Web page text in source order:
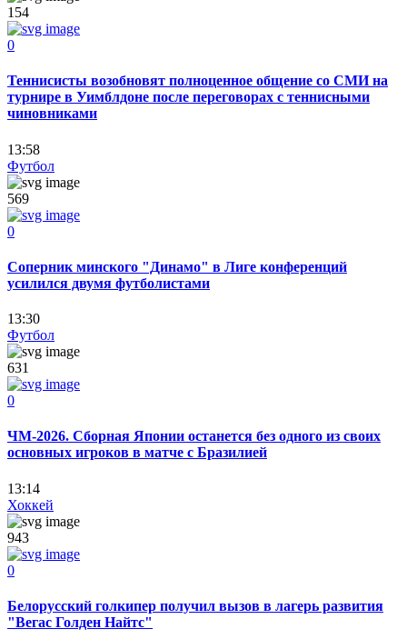
154
0
Теннисисты возобновят полноценное общение со СМИ на
турнире в Уимблдоне после переговорах с теннисными
чиновниками
13:58
Футбол
569
0
Соперник минского "Динамо" в Лиге конференций
усилился двумя футболистами
13:30
Футбол
631
0
ЧМ-2026. Сборная Японии останется без одного из своих
основных игроков в матче с Бразилией
13:14
Хоккей
943
0
Белорусский голкипер получил вызов в лагерь развития
"Вегас Голден Найтс"